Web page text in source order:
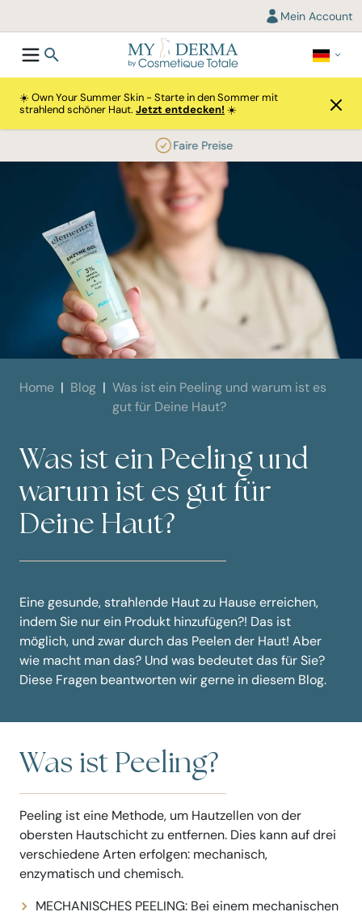
Mein Account
☀️ Own Your Summer Skin - Starte in den Sommer mit
strahlend schöner Haut. Jetzt entdecken! ☀️
Faire Preise
Home Blog
Was ist ein Peeling und warum ist es
gut für Deine Haut?
Was ist ein Peeling und
warum ist es gut für
Deine Haut?
Eine gesunde, strahlende Haut zu Hause erreichen,
indem Sie nur ein Produkt hinzufügen?! Das ist
möglich, und zwar durch das Peelen der Haut! Aber
wie macht man das? Und was bedeutet das für Sie?
Diese Fragen beantworten wir gerne in diesem Blog.
Was ist Peeling?
Peeling ist eine Methode, um Hautzellen von der
obersten Hautschicht zu entfernen. Dies kann auf drei
verschiedene Arten erfolgen: mechanisch,
enzymatisch und chemisch.
MECHANISCHES PEELING: Bei einem mechanischen